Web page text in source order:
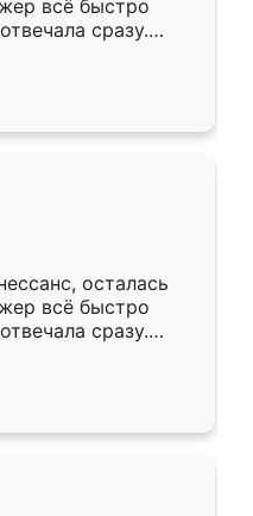
всё быстро
сразу.
подошёл к
Собрали
аккуратно, даже
осталась
всё быстро
сразу.
подошёл к
Собрали
аккуратно, даже